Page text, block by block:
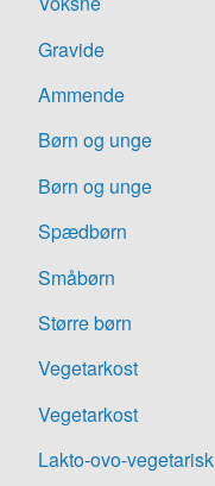
Gravide
Ammende
Børn og unge
Børn og unge
Spædbørn
Småbørn
Større børn
Vegetarkost
Vegetarkost
Lakto-ovo-vegetarisk